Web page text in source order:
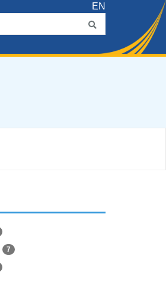
EN
7